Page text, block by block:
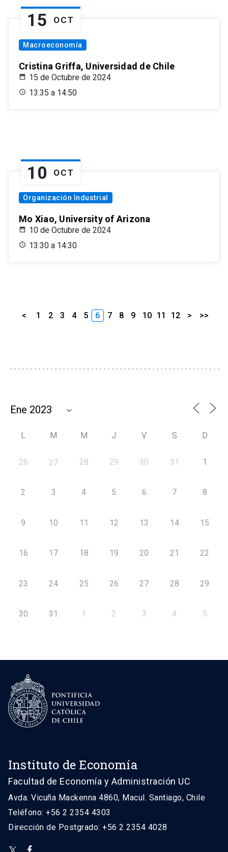
15 OCT
Macroeconomía
Cristina Griffa, Universidad de Chile
15 de Octubre de 2024
13:35 a 14:50
10 OCT
Organización Industrial
Mo Xiao, University of Arizona
10 de Octubre de 2024
13:30 a 14:30
< 1 2 3 4 5 6 7 8 9 10 11 12 > >>
L M M J V S D
26 27 28 29 30 31 1
2 3 4 5 6 7 8
9 10 11 12 13 14 15
16 17 18 19 20 21 22
23 24 25 26 27 28 29
30 31 1 2 3 4 5
Instituto de Economía
Facultad de Economía y Administración UC
Avda. Vicuña Mackenna 4860, Macul. Santiago, Chile
Teléfono: +56 2 2354 4303
Dirección de Postgrado: +56 2 2354 4028